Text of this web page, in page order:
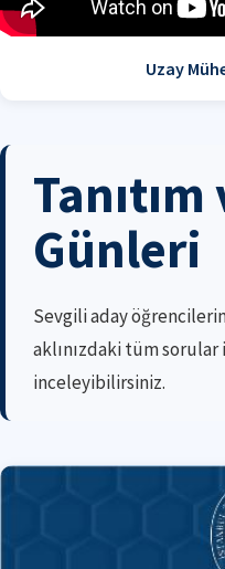
Uzay
Günleri
Sevgili aday
aklınızdaki tüm sorular
inceleyibilirsiniz.